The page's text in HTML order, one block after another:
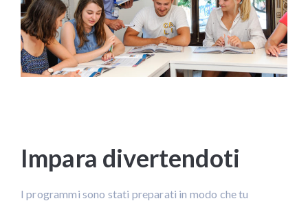
Impara divertendoti
I programmi sono stati preparati in modo che tu